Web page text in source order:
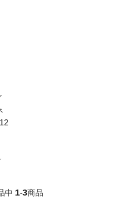
中 1-3商品